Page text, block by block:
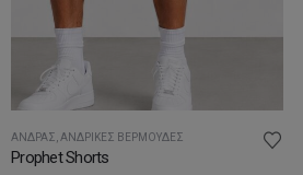
ΆΝΔΡΑΣ ΑΝΔΡΙΚΈΣ ΒΕΡΜΟΎΔΕΣ
Prophet Shorts